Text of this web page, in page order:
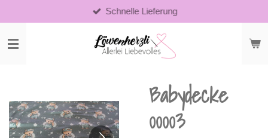
Hauptinhalt
springen
Schnelle Lieferung
Babydecke
00003